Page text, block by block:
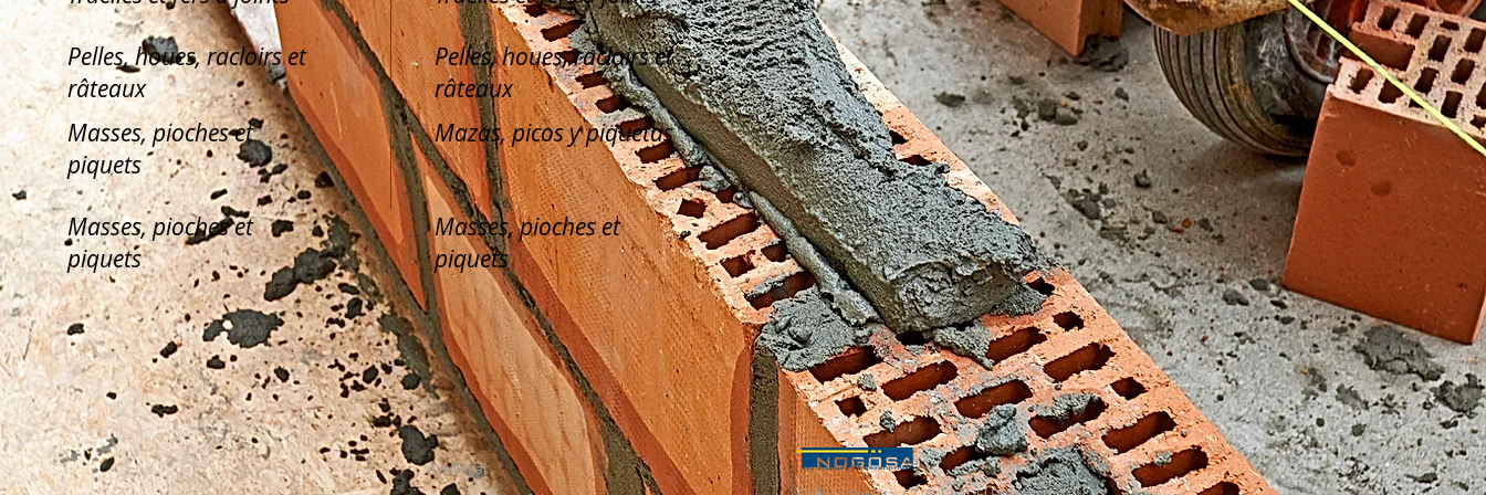
Pelles, houes, racloirs et
râteaux
Pelles, houes, racloirs et
râteaux
Masses, pioches et
piquets
Mazas, picos y piquetas
Masses, pioches et
piquets
Masses, pioches et
piquets
Avis légal